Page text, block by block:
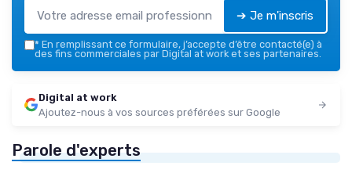
➔ Je m'inscris
* En remplissant ce formulaire, j’accepte d’être contacté(e) à
des fins commerciales par Digital at work et ses partenaires.
Digital at work
Ajoutez-nous à vos sources préférées sur Google
Parole d'experts